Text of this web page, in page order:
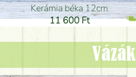
Kerámia béka 12cm
11 600 Ft
Vázák